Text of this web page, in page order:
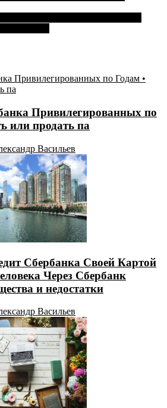
Привилегированных по
или продать па
Васильев
Сбербанка Своей Картой
Через Сбербанк
и недостатки
Васильев